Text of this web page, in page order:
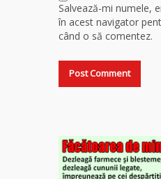
Salvează-mi numele,
în acest navigator
când o să comentez.